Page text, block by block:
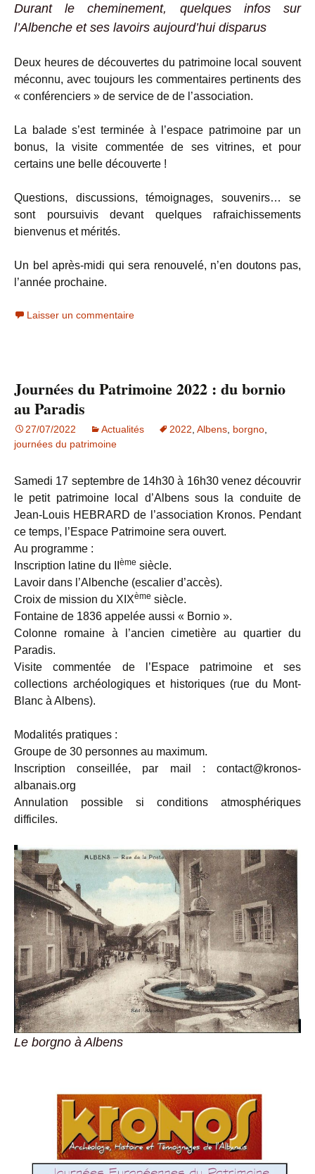
Durant le cheminement, quelques infos sur
l’Albenche et ses lavoirs aujourd’hui disparus
Deux heures de découvertes du patrimoine local souvent
méconnu, avec toujours les commentaires pertinents des
« conférenciers » de service de de l’association.
La balade s’est terminée à l’espace patrimoine par un
bonus, la visite commentée de ses vitrines, et pour
certains une belle découverte !
Questions, discussions, témoignages, souvenirs… se
sont poursuivis devant quelques rafraichissements
bienvenus et mérités.
Un bel après-midi qui sera renouvelé, n’en doutons pas,
l’année prochaine.
Laisser un commentaire
Journées du Patrimoine 2022 : du bornio
au Paradis
27/07/2022 Actualités 2022 Albens borgno
journées du patrimoine
Samedi 17 septembre de 14h30 à 16h30 venez découvrir
le petit patrimoine local d’Albens sous la conduite de
Jean-Louis HEBRARD de l’association Kronos. Pendant
ce temps, l’Espace Patrimoine sera ouvert.
Au programme :
Inscription latine du II
ème siècle.
Lavoir dans l’Albenche (escalier d’accès).
Croix de mission du XIXème siècle.
Fontaine de 1836 appelée aussi « Bornio ».
Colonne romaine à l’ancien cimetière au quartier du
Paradis.
Visite commentée de l’Espace patrimoine et ses
collections archéologiques et historiques (rue du Mont-
Blanc à Albens).
Modalités pratiques :
Groupe de 30 personnes au maximum.
Inscription conseillée, par mail : contact@kronos-
albanais.org
Annulation possible si conditions atmosphériques
difficiles.
Le borgno à Albens